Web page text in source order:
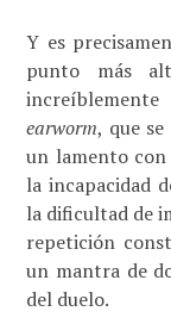
Y es
punto más
increíblemente
earworm, que
un lamento
la incapacidad
la dificultad de
repetición
un mantra de
del duelo.